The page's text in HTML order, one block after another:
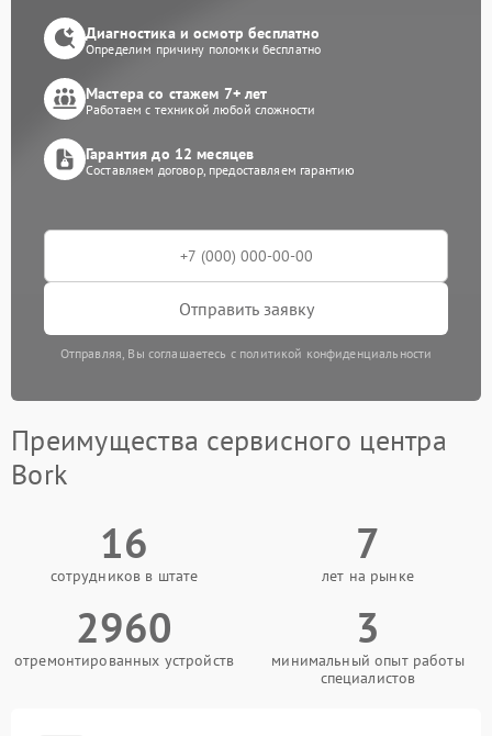
Диагностика и осмотр бесплатно
Определим причину поломки бесплатно
Мастера со стажем 7+ лет
Работаем с техникой любой сложности
Гарантия до 12 месяцев
Составляем договор, предоставляем гарантию
Отправить заявку
Отправляя, Вы соглашаетесь с политикой конфиденциальности
Преимущества сервисного центра
Bork
16
сотрудников в штате
7
лет на рынке
2960
отремонтированных устройств
3
минимальный опыт работы
специалистов